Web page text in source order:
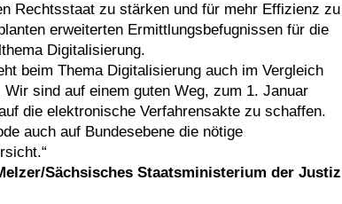
Rechtsstaat zu stärken und für mehr Effizienz zu
erweiterten Ermittlungsbefugnissen für die
Digitalisierung.
beim Thema Digitalisierung auch im Vergleich
sind auf einem guten Weg, zum 1. Januar
die elektronische Verfahrensakte zu schaffen.
auch auf Bundesebene die nötige
Sächsisches Staatsministerium der Justiz